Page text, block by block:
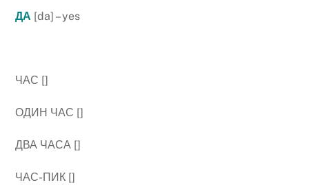
ДА [da] – yes
ЧАС []
ОДИН ЧАС []
ДВА ЧАСА []
ЧАС-ПИК []